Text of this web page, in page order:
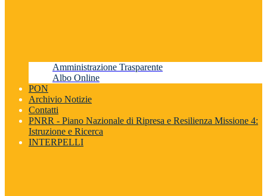
Amministrazione Trasparente
Albo Online
PON
Archivio Notizie
Contatti
PNRR - Piano Nazionale di Ripresa e Resilienza Missione 4:
Istruzione e Ricerca
INTERPELLI